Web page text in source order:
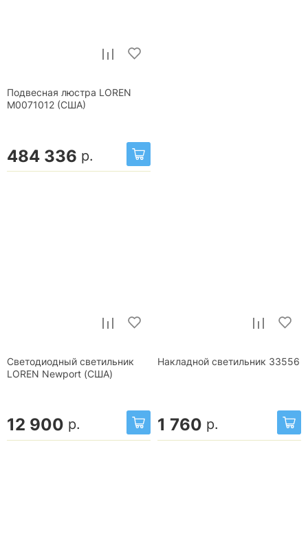
Подвесная люстра LOREN
М0071012 (США)
484 336 р.
Светодиодный светильник
LOREN Newport (США)
12 900 р.
Накладной светильник 33556
1 760 р.